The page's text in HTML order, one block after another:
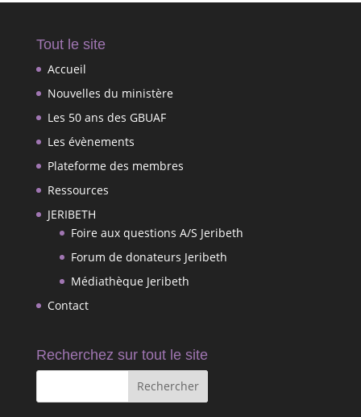
Tout le site
Accueil
Nouvelles du ministère
Les 50 ans des GBUAF
Les évènements
Plateforme des membres
Ressources
JERIBETH
Foire aux questions A/S Jeribeth
Forum de donateurs Jeribeth
Médiathèque Jeribeth
Contact
Recherchez sur tout le site